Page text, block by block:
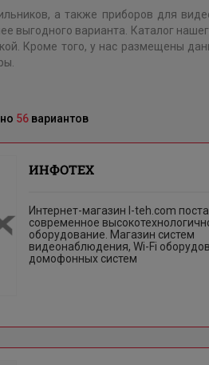
а также приборов для
выгодного варианта. Каталог
Кроме того, у нас размещены
56 вариантов
ИНФОТЕХ
Интернет-магазин I-teh.com
современное
оборудование. Магазин систем
видеонаблюдения, Wi-Fi
домофонных систем